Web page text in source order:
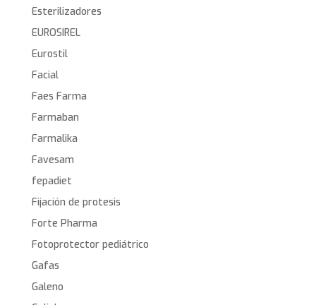
Esterilizadores
EUROSIREL
Eurostil
Facial
Faes Farma
Farmaban
Farmalika
Favesam
fepadiet
Fijación de protesis
Forte Pharma
Fotoprotector pediátrico
Gafas
Galeno